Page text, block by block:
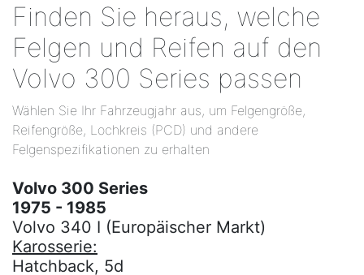
Finden Sie heraus, welche
Felgen und Reifen auf den
Volvo 300 Series passen
Wählen Sie Ihr Fahrzeugjahr aus, um Felgengröße,
Reifengröße, Lochkreis (PCD) und andere
Felgenspezifikationen zu erhalten
Volvo 300 Series
1975 - 1985
Volvo 340 I (Europäischer Markt)
Karosserie:
Hatchback, 5d